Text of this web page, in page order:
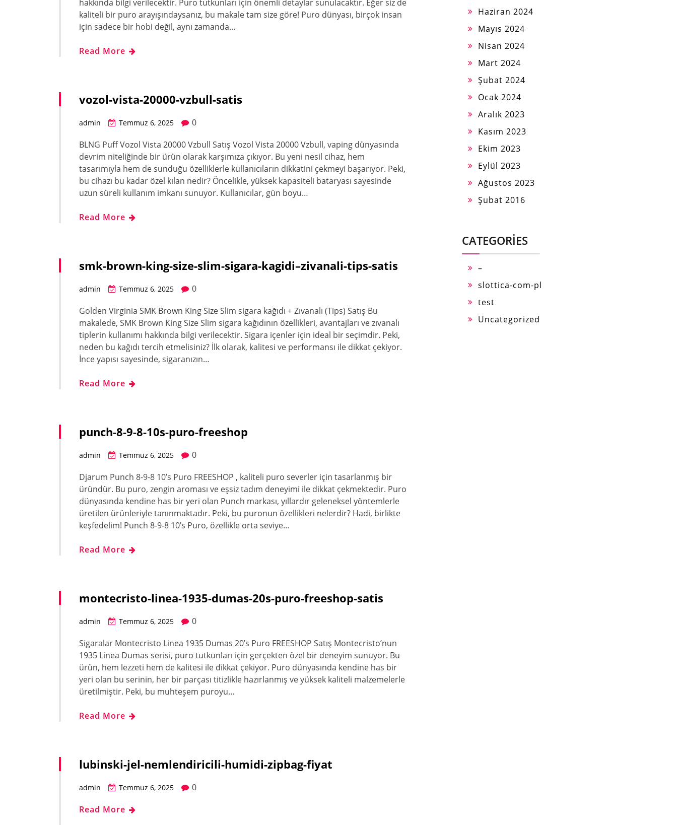
hakkında bilgi verilecektir. Puro tutkunları için önemli detaylar sunulacaktır. Eğer siz de
kaliteli bir puro arayışındaysanız, bu makale tam size göre! Puro dünyası, birçok insan
için sadece bir hobi değil, aynı zamanda…
Read More
vozol-vista-20000-vzbull-satis
admin Temmuz 6, 2025
0
BLNG Puff Vozol Vista 20000 Vzbull Satış Vozol Vista 20000 Vzbull, vaping dünyasında
devrim niteliğinde bir ürün olarak karşımıza çıkıyor. Bu yeni nesil cihaz, hem
tasarımıyla hem de sunduğu özelliklerle kullanıcıların dikkatini çekmeyi başarıyor. Peki,
bu cihazı bu kadar özel kılan nedir? Öncelikle, yüksek kapasiteli bataryası sayesinde
uzun süreli kullanım imkanı sunuyor. Kullanıcılar, gün boyu…
Read More
smk-brown-king-size-slim-sigara-kagidi–zivanali-tips-satis
admin Temmuz 6, 2025
0
Golden Virginia SMK Brown King Size Slim sigara kağıdı + Zıvanalı (Tips) Satış Bu
makalede, SMK Brown King Size Slim sigara kağıdının özellikleri, avantajları ve zıvanalı
tiplerin kullanımı hakkında bilgi verilecektir. Sigara içenler için ideal bir seçimdir. Peki,
neden bu kağıdı tercih etmelisiniz? İlk olarak, kalitesi ve performansı ile dikkat çekiyor.
İnce yapısı sayesinde, sigaranızın…
Read More
punch-8-9-8-10s-puro-freeshop
admin Temmuz 6, 2025
0
Djarum Punch 8-9-8 10’s Puro FREESHOP , kaliteli puro severler için tasarlanmış bir
üründür. Bu puro, zengin aroması ve eşsiz tadım deneyimi ile dikkat çekmektedir. Puro
dünyasında kendine has bir yeri olan Punch markası, yıllardır geleneksel yöntemlerle
üretilen ürünleriyle tanınmaktadır. Peki, bu puronun özellikleri nelerdir? Hadi, birlikte
keşfedelim! Punch 8-9-8 10’s Puro, özellikle orta seviye…
Read More
montecristo-linea-1935-dumas-20s-puro-freeshop-satis
admin Temmuz 6, 2025
0
Sigaralar Montecristo Linea 1935 Dumas 20’s Puro FREESHOP Satış Montecristo’nun
1935 Linea Dumas serisi, puro tutkunları için gerçekten özel bir deneyim sunuyor. Bu
ürün, hem lezzeti hem de kalitesi ile dikkat çekiyor. Puro dünyasında kendine has bir
yeri olan bu serinin, her bir parçası titizlikle hazırlanmış ve yüksek kaliteli malzemelerle
üretilmiştir. Peki, bu muhteşem puroyu…
Read More
lubinski-jel-nemlendiricili-humidi-zipbag-fiyat
admin Temmuz 6, 2025
0
Read More
Haziran 2024
Mayıs 2024
Nisan 2024
Mart 2024
Şubat 2024
Ocak 2024
Aralık 2023
Kasım 2023
Ekim 2023
Eylül 2023
Ağustos 2023
Şubat 2016
CATEGORIES
–
slottica-com-pl
test
Uncategorized